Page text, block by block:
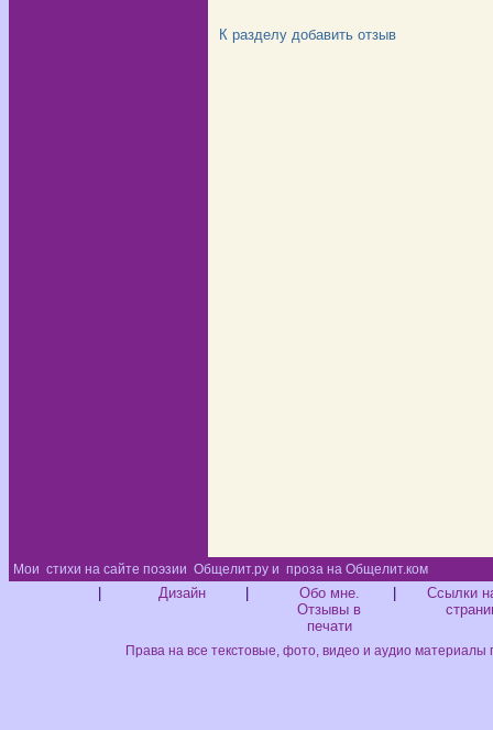
К разделу добавить отзыв
Мои стихи на сайте поэзии Общелит.ру и проза на Общелит.ком
Дизайн
Обо мне.
Отзывы в
печати
Ссылки
Права на все текстовые, фото, видео и аудио